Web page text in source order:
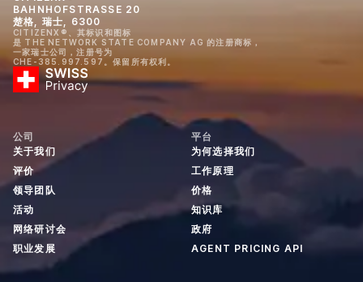
BAHNHOFSTRASSE 20
楚格, 瑞士, 6300
CITIZENX®、其标识和图标
是 THE NETWORK STATE COMPANY AG 的注册商标，
一家瑞士公司，注册号为
CHE-385.997.597。保留所有权利。
公司
关于我们
评价
领导团队
活动
网络研讨会
职业发展
平台
为何选择我们
工作原理
价格
知识库
政府
AGENT PRICING API